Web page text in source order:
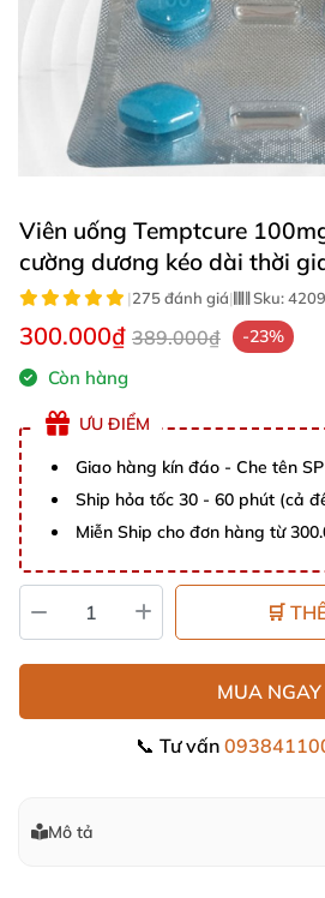
Viên uống Temptcure
cường dương kéo dài thời
|275 đánh giá| Sku:4209
300.000₫ 389.000₫ -23%
Còn hàng
ƯU ĐIỂM
Giao hàng kín đáo - Che tên
Ship hỏa tốc 30 - 60 phút (cả
Miễn Ship cho đơn hàng từ
🛒
MUA NGAY
📞 Tư vấn
Mô tả